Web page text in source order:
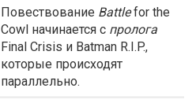
Повествование Battlefor the
Cowl начинается с пролога
Final Crisis и Batman R.I.P.,
которые происходят
параллельно.